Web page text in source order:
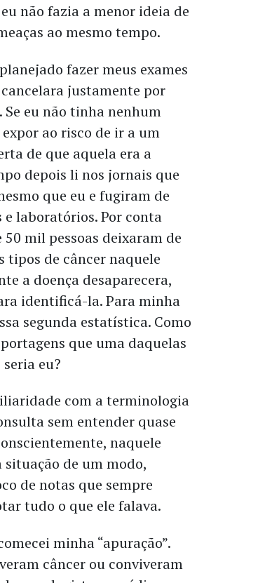
não fazia a menor ideia de
ao mesmo tempo.
fazer meus exames
justamente por
Se eu não tinha nenhum
ao risco de ir a um
de que aquela era a
depois li nos jornais que
que eu e fugiram de
laboratórios. Por conta
mil pessoas deixaram de
tipos de câncer naquele
a doença desaparecera,
identificá-la. Para minha
segunda estatística. Como
que uma daquelas
eu?
com a terminologia
sem entender quase
naquele
de um modo,
de notas que sempre
tudo o que ele falava.
minha “apuração”.
câncer ou conviveram